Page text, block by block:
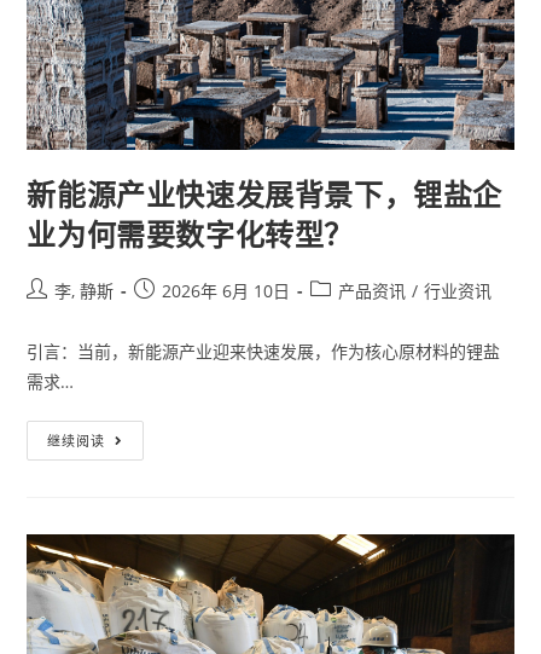
新能源产业快速发展背景下，锂盐企
业为何需要数字化转型？
李, 静斯 2026年 6月 10日 产品资讯 / 行业资讯
引言：当前，新能源产业迎来快速发展，作为核心原材料的锂盐
需求…
继续阅读